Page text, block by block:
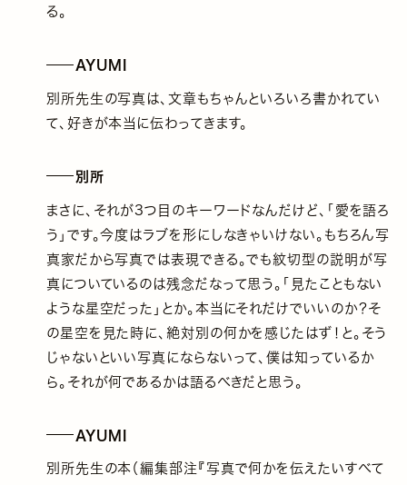
る。
AYUMI
別所先生の写真は、文章もちゃんといろいろ書かれてい
て、好きが本当に伝わってきます。
別所
まさに、それが3つ目のキーワードなんだけど、「愛を語ろ
う」です。今度はラブを形にしなきゃいけない。もちろん写
真家だから写真では表現できる。でも紋切型の説明が写
真についているのは残念だなって思う。「見たこともない
ような星空だった」とか。本当にそれだけでいいのか？そ
の星空を見た時に、絶対別の何かを感じたはず！と。そう
じゃないといい写真にならないって、僕は知っているか
ら。それが何であるかは語るべきだと思う。
AYUMI
別所先生の本（編集部注『写真で何かを伝えたいすべて